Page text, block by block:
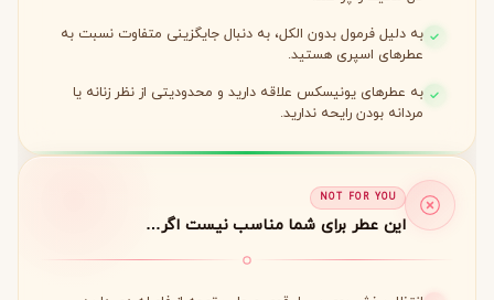
به دلیل فرمول بدون الکل، به دنبال جایگزینی متفاوت نسبت به
عطرهای اسپری هستید.
به عطرهای یونیسکس علاقه دارید و محدودیتی از نظر زنانه یا
مردانه بودن رایحه ندارید.
این عطر برای شما مناسب نیست اگر…